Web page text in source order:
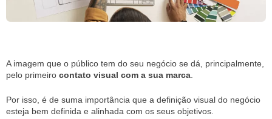
A imagem que o público tem do seu negócio se dá, principalmente,
pelo primeiro contato visual com a sua marca
Por isso, é de suma importância que a definição visual do negócio
esteja bem definida e alinhada com os seus objetivos.